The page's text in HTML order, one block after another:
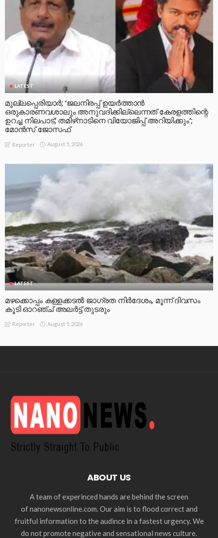
LATEST
മുല്ലപ്പെരിയാര്‍; ‘ജലനിരപ്പ് ഉയര്‍ത്താന്‍
ഒരുകാരണവശാലും അനുവദിക്കില്ലെന്നത് കേരളത്തിന്റെ
ഉറച്ച നിലപാട്; തമിഴ്‌നാടിനെ വിയോജിപ്പ് അറിയിക്കും’;
മോന്‍സ് ജോസഫ്
Reporter August 5, 2026
LATEST
മഴക്കൊപ്പം കള്ളക്കടൽ ജാഗ്രത നിർദേശം, മൂന്ന് ദിവസം
കൂടി ഓറഞ്ച് അലർട്ട് തുടരും
Reporter August 5, 2026
ABOUT US
A team of experinced hands are behind the screen
of nanonewsonline.com. Our aim is to flood correct and
fruitful information to the audince in a fastest urgency. We
do not promote negative and sensational news culture.